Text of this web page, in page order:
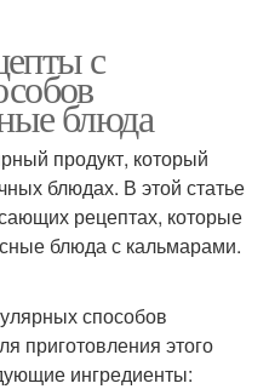
с
блюда
продукт, который
блюдах. В этой статье
рецептах, которые
блюда с кальмарами.
способов
приготовления этого
ингредиенты: